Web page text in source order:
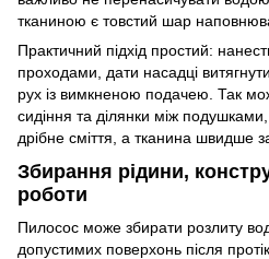
тканиною є товстий шар
Практичний підхід простий:
проходами, дати насадці
рух із вимкненою подачею. Так
сидіння та ділянки між
дрібне сміття, а тканина швидше
Збирання рідини,
роботи
Пилосос може збирати розлиту
допустимих поверхонь після